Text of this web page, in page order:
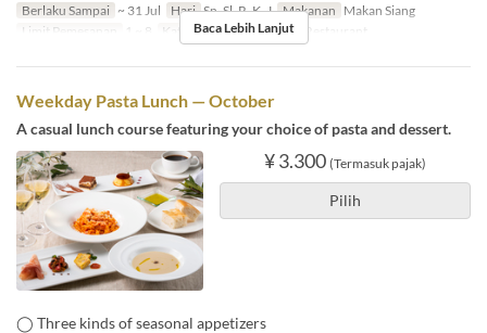
Berlaku Sampai ~ 31 Jul Hari Sn, Sl, R, K, J Makanan Makan Siang
Limit Pemesanan
1 ~ 8 Kategori Tempat Duduk Restaurant
Baca Lebih Lanjut
Weekday Pasta Lunch — October
A casual lunch course featuring your choice of pasta and dessert.
¥ 3.300 (Termasuk pajak)
Pilih
◯ Three kinds of seasonal appetizers